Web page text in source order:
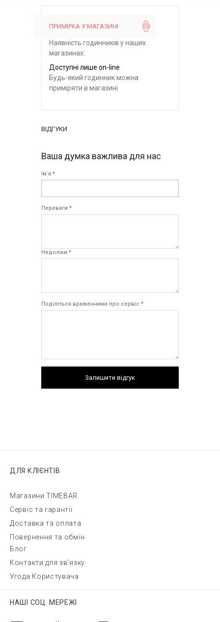
ПРИМІРКА У МАГАЗИНІ
Наявність годинників у наших
магазинах:
Доступні лише on-line
Будь-який годинник можна
приміряти в магазині
ВІДГУКИ
Ваша думка важлива для нас
Ім`я *
Переваги *
Недоліки *
Поділіться враженнями про сервіс *
Залишити відгук
ДЛЯ КЛІЄНТІВ
Магазини TIMEBAR
Сервіс та гарантії
Доставка та оплата
Повернення та обмін
Блог
Контакти для зв'язку
Угода Користувача
НАШІ СОЦ. МЕРЕЖІ